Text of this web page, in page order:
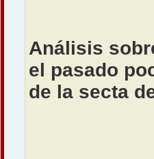
Análisis
el pasado
de la secta